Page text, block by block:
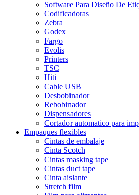
Software Para Diseño De
Codificadoras
Zebra
Godex
Fargo
Evolis
Printers
TSC
Hiti
Cable USB
Desbobinador
Rebobinador
Dispensadores
Cortador automatico para
Empaques flexibles
Cintas de embalaje
Cinta Scotch
Cintas masking tape
Cintas duct tape
Cinta aislante
Stretch film